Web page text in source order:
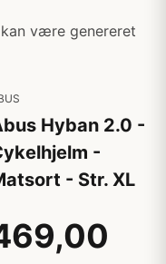
være genereret
Hyban 2.0 -
-
- Str. XL